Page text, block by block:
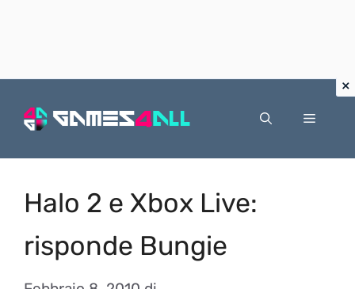
Menu
Halo 2 e Xbox Live:
risponde Bungie